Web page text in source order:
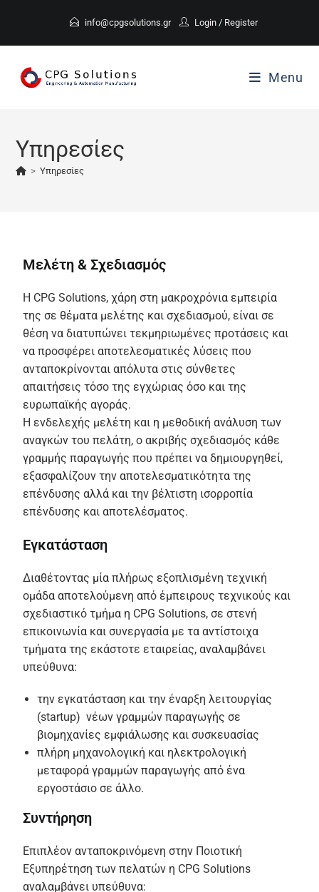
info@cpgsolutions.gr Login / Register
Menu
Υπηρεσίες
> Υπηρεσίες
Μελέτη & Σχεδιασμός
Η CPG Solutions, χάρη στη μακροχρόνια εμπειρία
της σε θέματα μελέτης και σχεδιασμού, είναι σε
θέση να διατυπώνει τεκμηριωμένες προτάσεις και
να προσφέρει αποτελεσματικές λύσεις που
ανταποκρίνονται απόλυτα στις σύνθετες
απαιτήσεις τόσο της εγχώριας όσο και της
ευρωπαϊκής αγοράς.
Η ενδελεχής μελέτη και η μεθοδική ανάλυση των
αναγκών του πελάτη, ο ακριβής σχεδιασμός κάθε
γραμμής παραγωγής που πρέπει να δημιουργηθεί,
εξασφαλίζουν την αποτελεσματικότητα της
επένδυσης αλλά και την βέλτιστη ισορροπία
επένδυσης και αποτελέσματος.
Εγκατάσταση
Διαθέτοντας μία πλήρως εξοπλισμένη τεχνική
ομάδα αποτελούμενη από έμπειρους τεχνικούς και
σχεδιαστικό τμήμα η CPG Solutions, σε στενή
επικοινωνία και συνεργασία με τα αντίστοιχα
τμήματα της εκάστοτε εταιρείας, αναλαμβάνει
υπεύθυνα:
την εγκατάσταση και την έναρξη λειτουργίας
(startup) νέων γραμμών παραγωγής σε
βιομηχανίες εμφιάλωσης και συσκευασίας
πλήρη μηχανολογική και ηλεκτρολογική
μεταφορά γραμμών παραγωγής από ένα
εργοστάσιο σε άλλο.
Συντήρηση
Επιπλέον ανταποκρινόμενη στην Ποιοτική
Εξυπηρέτηση των πελατών η CPG Solutions
αναλαμβάνει υπεύθυνα: